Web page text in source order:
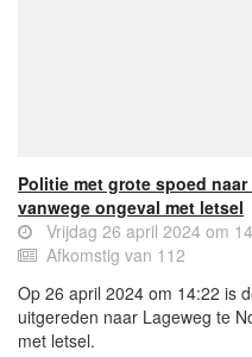
Politie met grote spoed
vanwege ongeval met letsel
Vrijdag 26 april 2024 om
Afkomstig van 112
Op 26 april 2024 om 14:22 is
uitgereden naar Lageweg te
met letsel.